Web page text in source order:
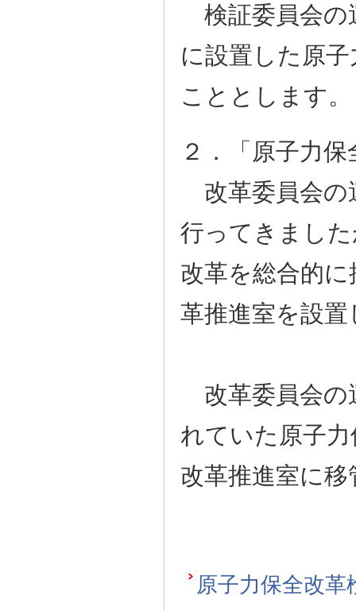
検証委員会の
に設置した原
こととします。
２．「原子力
改革委員会の
行ってきまし
改革を総合的
革推進室を設
改革委員会の
れていた原子
改革推進室に
原子力保全改革